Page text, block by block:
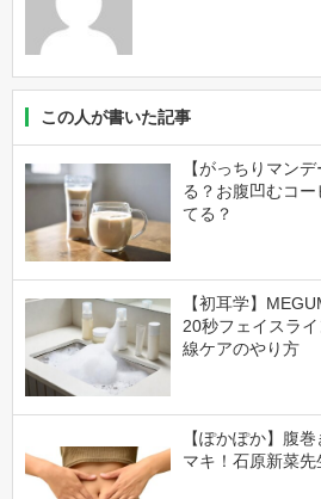
この人が書いた記事
【がっちりマン
る？お腹凹むコ
てる？
【初耳学】
20秒フェイスラ
線ケアのやり方
【ぽかぽか】腹
マキ！石原新菜先